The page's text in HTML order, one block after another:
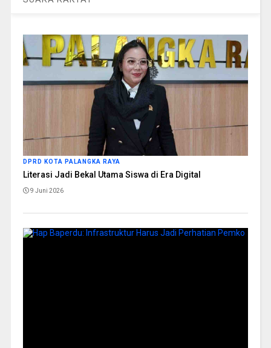
DPRD KOTA PALANGKA RAYA
Literasi Jadi Bekal Utama Siswa di Era Digital
9 Juni 2026